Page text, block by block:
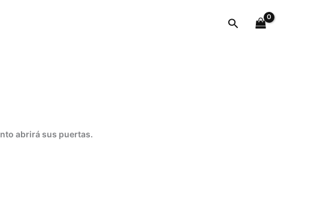
Buscar
abrirá sus puertas.